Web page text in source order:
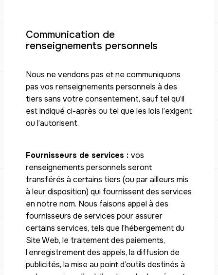
Communication de
renseignements personnels
Nous ne vendons pas et ne communiquons
pas vos renseignements personnels à des
tiers sans votre consentement, sauf tel qu’il
est indiqué ci-après ou tel que les lois l’exigent
ou l’autorisent.
Fournisseurs de services : vos
renseignements personnels seront
transférés à certains tiers (ou par ailleurs mis
à leur disposition) qui fournissent des services
en notre nom. Nous faisons appel à des
fournisseurs de services pour assurer
certains services, tels que l’hébergement du
Site Web, le traitement des paiements,
l’enregistrement des appels, la diffusion de
publicités, la mise au point d’outils destinés à